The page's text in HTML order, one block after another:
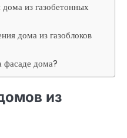
из газобетонных
дома из газоблоков
фасаде дома?
из